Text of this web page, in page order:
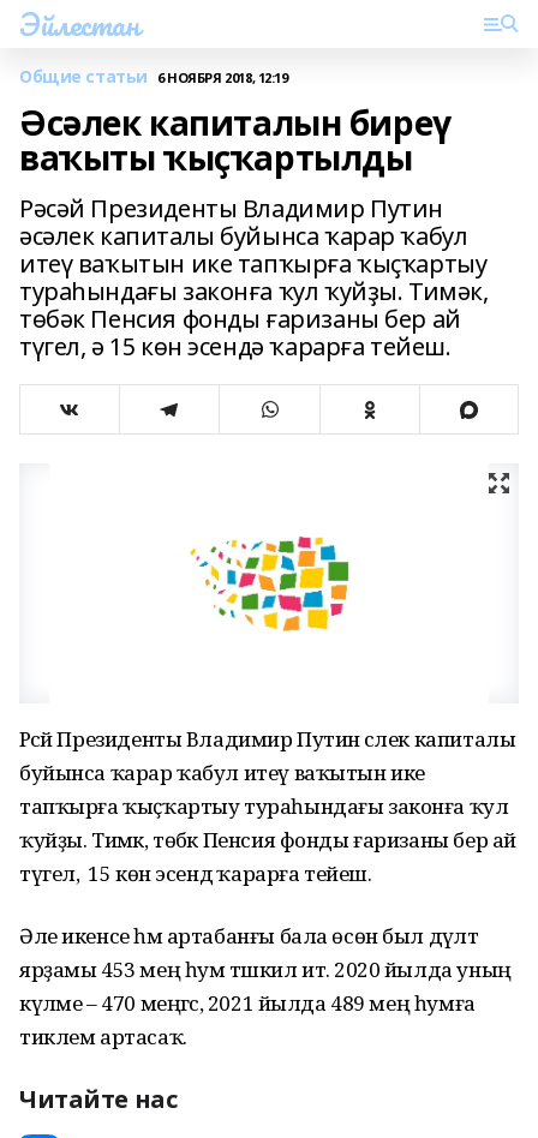
Эйлестан
Общие статьи 6 НОЯБРЯ 2018, 12:19
Әсәлек капиталын биреү
ваҡыты ҡыҫҡартылды
Рәсәй Президенты Владимир Путин
әсәлек капиталы буйынса ҡарар ҡабул
итеү ваҡытын ике тапҡырға ҡыҫҡартыу
тураһындағы законға ҡул ҡуйҙы. Тимәк,
төбәк Пенсия фонды ғаризаны бер ай
түгел, ә 15 көн эсендә ҡарарға тейеш.
Рәсәй Президенты Владимир Путин әсәлек капиталы
буйынса ҡарар ҡабул итеү ваҡытын ике
тапҡырға ҡыҫҡартыу тураһындағы законға ҡул
ҡуйҙы. Тимәк, төбәк Пенсия фонды ғаризаны бер ай
түгел, ә 15 көн эсендә ҡарарға тейеш.
Әле икенсе һәм артабанғы бала өсөн был дәүләт
ярҙамы 453 мең һум тәшкил итә. 2020 йылда уның
күләме – 470 меңгәсә, 2021 йылда 489 мең һумға
тиклем артасаҡ.
Читайте нас